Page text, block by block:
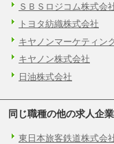
※年齢
※試用
ＳＢＳロジコム株式会
トヨタ紡織株式会社
キヤノンマーケティン
キヤノン株式会社
日油株式会社
同じ職種の他の求人企
東日本旅客鉄道株式会